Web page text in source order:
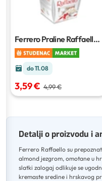
Ferrero Praline Raffaello
150 g
do 11.08
3,59 € 4,99 €
Detalji o proizvodu i
Ferrero Raffaello su
almond jezgrom, omotane u
slatki zalogaj odlikuje se
kremaste sredine i hrskavog